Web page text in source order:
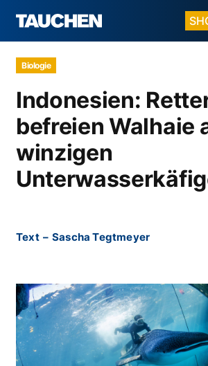
Biologie
Indonesien:
befreien Walhaie
winzigen
Text – Sascha Tegtmeyer